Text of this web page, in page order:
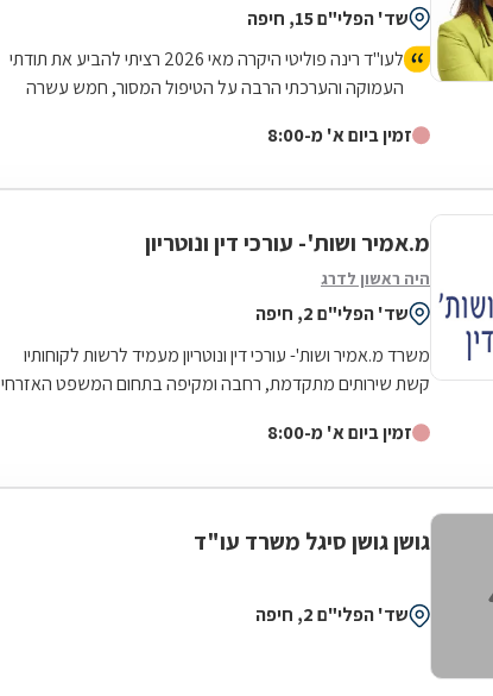
שד' הפלי"ם 15, חיפה
לעו"ד רינה פוליטי היקרה מאי 2026 רציתי להביע את תודתי
העמוקה והערכתי הרבה על הטיפול המסור, חמש עשרה
בכל פנייה ופנייה, בכל רגע של ספק, בכל רגע שבו לא ידעתי
מעורכת דין. היית שם לא רק עם ידע משפטי וחדות מקצועית,
היית שם עם לב, עם קשב אמיתי, עם יכולת פנומנלית לזכור
את כל הפרטים הקטנים והחשוב- לראות אדם בתוך התיק. היו
רגעים שבהם כל העולם נדמה היה עוין לי ולא מובן, וכל רגע
של שיחה איתך החזיר לי את הנשימה, לא לקחת את הקשיים
בקלות ראש ולא נתת לי לאבד תקווה, ידעת מתי לדבר לעודד
ומתי פשוט להקשיב, תיק עב כרס, אין ספור בקשות, דיונים,
ערעורים, החלטות בכל ערכאה אפשרית ... הליווי שנתת לי לא
עומדת לצידי לא רק כמי שמייצגת אותי, אלא כמי שבאמת
עליך! תודה לך מכל הלב, על כל פגישה ושיחת טלפון, על כל
"לביאה", על האנושיות שהבאת לתוך מה שיכול היה להיות
עוד תהליך קר ובירוקרטי. התוצאה שהשגת מדברת בעד
זמין ביום א' מ-8:00
מ.אמיר ושות'- עורכי דין ונוטריון
היה ראשון לדרג
שד' הפלי"ם 2, חיפה
משרד מ.אמיר ושות'- עורכי דין ונוטריון מעמיד לרשות לקוחותיו
קשת שירותים מתקדמת, רחבה ומקיפה בתחום המשפט האזרחי
זמין ביום א' מ-8:00
גושן גושן סיגל משרד עו"ד
שד' הפלי"ם 2, חיפה